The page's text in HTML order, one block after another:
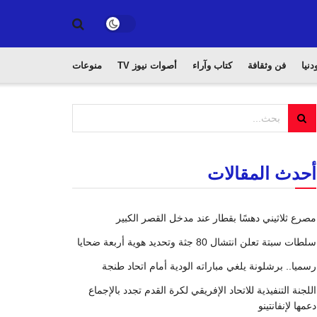
فن وثقافة كتاب وآراء أصوات نيوز TV منوعات
أحدث المقالات
مصرع ثلاثيني دهسًا بقطار عند مدخل القصر الكبير
سلطات سبتة تعلن انتشال 80 جثة وتحديد هوية أربعة ضحايا
رسميا.. برشلونة يلغي مباراته الودية أمام اتحاد طنجة
اللجنة التنفيذية للاتحاد الإفريقي لكرة القدم تجدد بالإجماع
دعمها لإنفانتينو